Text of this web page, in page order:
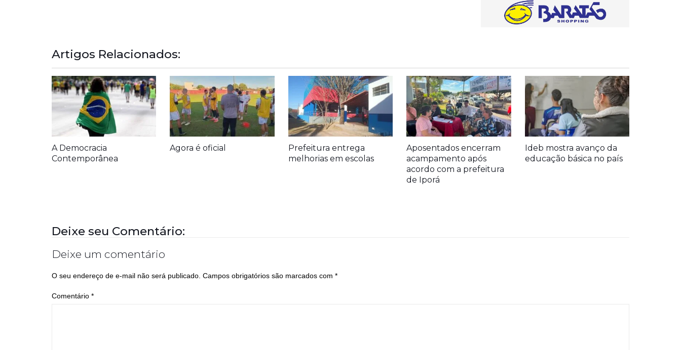
Artigos Relacionados:
A Democracia
Contemporânea
Agora é oficial
Prefeitura entrega
melhorias em escolas
Aposentados encerram
acampamento após
acordo com a prefeitura
de Iporá
Ideb mostra avanço da
educação básica no país
Deixe seu Comentário:
Deixe um comentário
O seu endereço de e-mail não será publicado. Campos obrigatórios são marcados com *
Comentário *